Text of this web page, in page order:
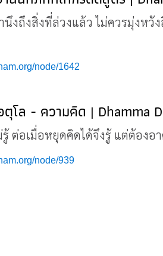
งถึงสิ่งที่ล่วงแล้ว ไม่ควรมุ่งหวั
node/1642
โล - ความคิด | Dhamma
รู้ ต่อเมื่อหยุดคิดได้จึงรู้ แต่ต้อง
node/939